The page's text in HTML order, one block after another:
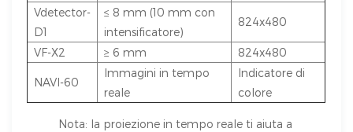
Vdetector-
D1
≤ 8 mm (10 mm con
intensificatore)
824x480
VF-X2 ≥ 6 mm 824x480
NAVI-60
Immagini in tempo
reale
Indicatore di
colore
Nota: la proiezione in tempo reale ti aiuta a